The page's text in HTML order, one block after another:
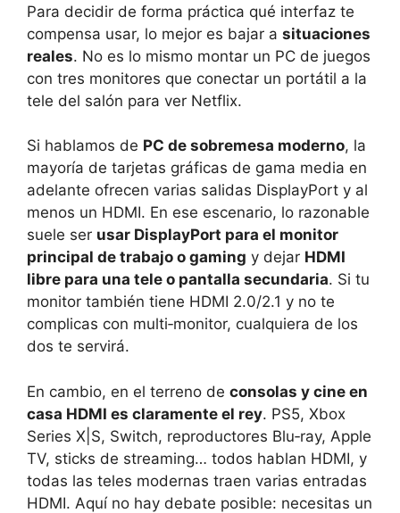
Para decidir de forma práctica qué interfaz te
compensa usar, lo mejor es bajar a situaciones
reales. No es lo mismo montar un PC de juegos
con tres monitores que conectar un portátil a la
tele del salón para ver Netflix.
Si hablamos de PC de sobremesa moderno, la
mayoría de tarjetas gráficas de gama media en
adelante ofrecen varias salidas DisplayPort y al
menos un HDMI. En ese escenario, lo razonable
suele ser usar DisplayPort para el monitor
principal de trabajo o gaming y dejar HDMI
libre para una tele o pantalla secundaria. Si tu
monitor también tiene HDMI 2.0/2.1 y no te
complicas con multi‑monitor, cualquiera de los
dos te servirá.
En cambio, en el terreno de consolas y cine en
casa HDMI es claramente el rey. PS5, Xbox
Series X|S, Switch, reproductores Blu‑ray, Apple
TV, sticks de streaming… todos hablan HDMI, y
todas las teles modernas traen varias entradas
HDMI. Aquí no hay debate posible: necesitas un